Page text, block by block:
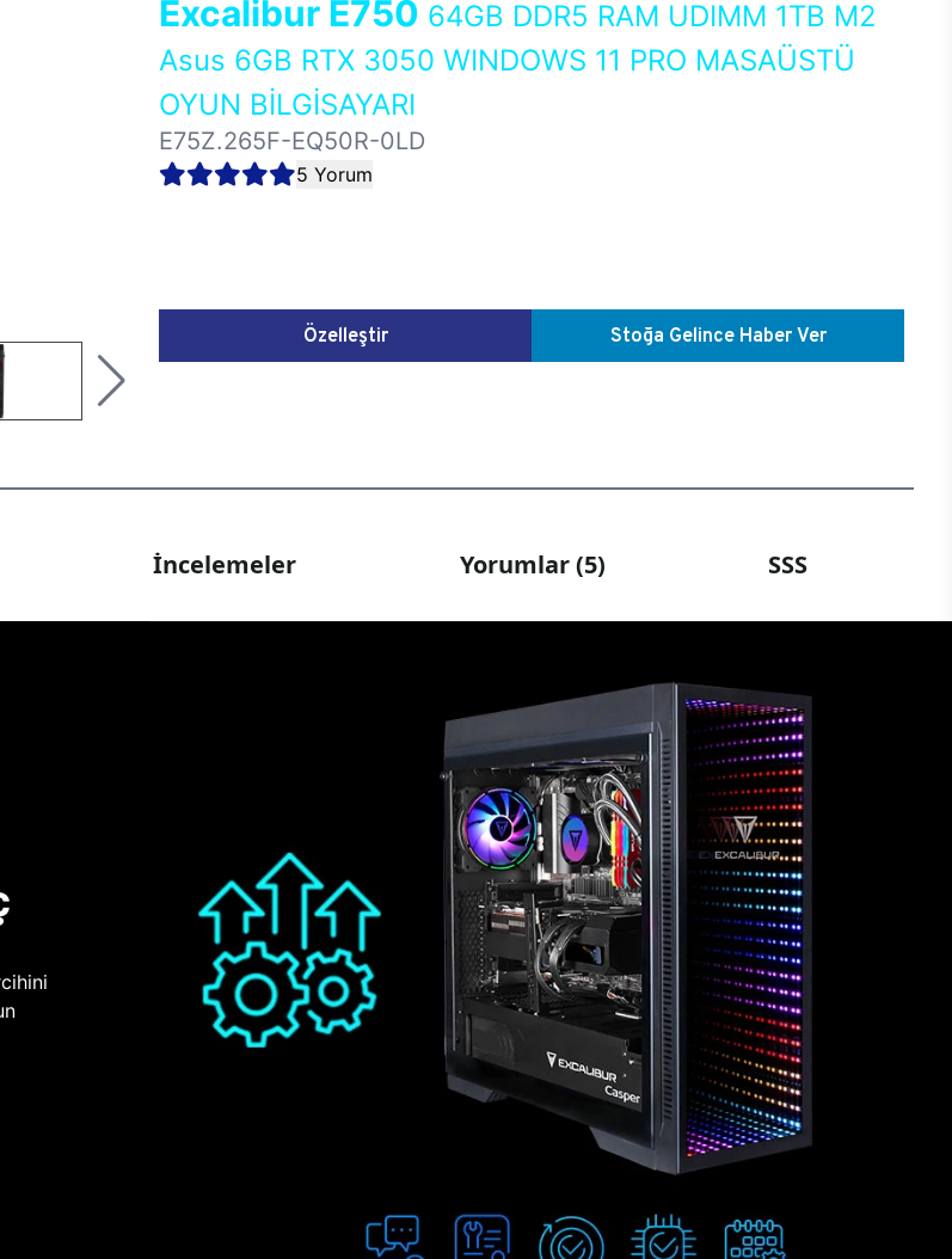
Excalibur E750 64GB DDR5 RAM UDIMM 1TB M2
Asus 6GB RTX 3050 WINDOWS 11 PRO MASAÜSTÜ
OYUN BİLGİSAYARI
E75Z.265F-EQ50R-0LD
5 Yorum
Özelleştir Stoğa Gelince Haber Ver
İncelemeler Yorumlar (5) SSS